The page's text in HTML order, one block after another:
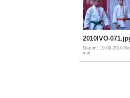
2010IVO-
Datum: 19.09.2010
mal